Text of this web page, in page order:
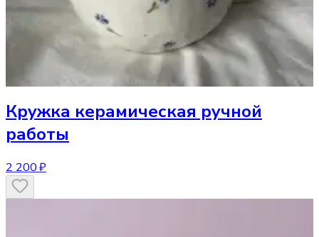
Кружка керамическая ручной
работы
2 200 ₽